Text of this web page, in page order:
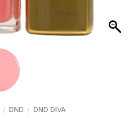
/ DND / DND DIVA